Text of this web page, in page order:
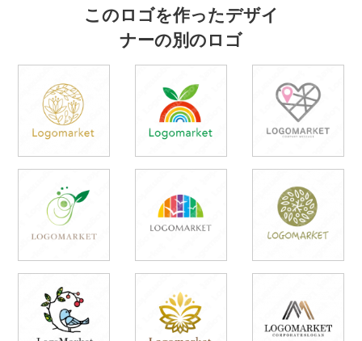
このロゴを作ったデザイ
ナーの別のロゴ